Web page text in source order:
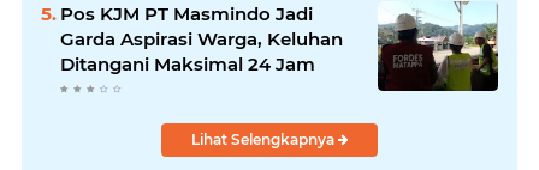
Pos KJM PT Masmindo Jadi
Garda Aspirasi Warga, Keluhan
Ditangani Maksimal 24 Jam
Lihat Selengkapnya